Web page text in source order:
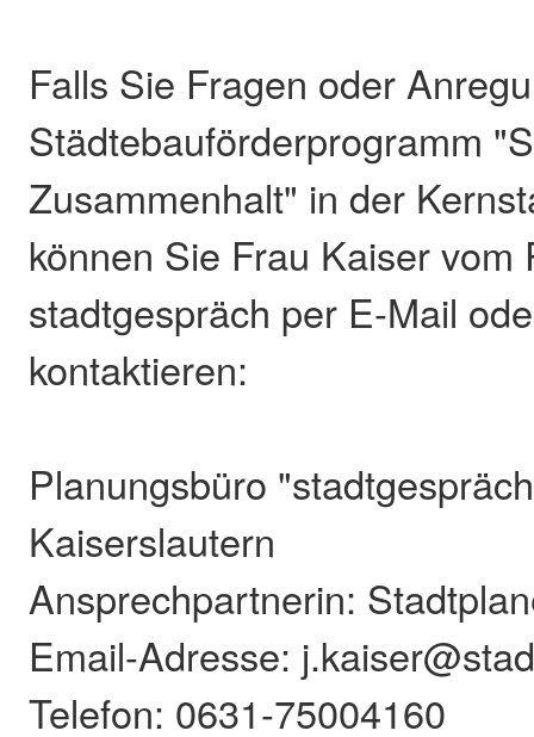
Falls Sie Fragen oder
Städtebauförderprogramm
Zusammenhalt" in der
können Sie Frau Kaiser vom
stadtgespräch per E-Mail
kontaktieren:
Planungsbüro
Kaiserslautern
Ansprechpartnerin:
Email-Adresse:
Telefon: 0631-75004160